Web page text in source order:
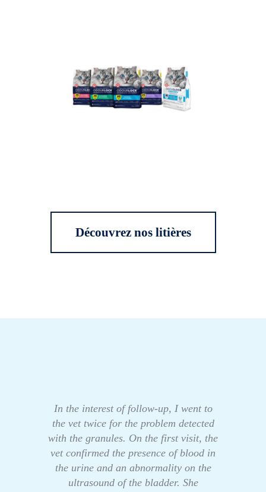
Découvrez nos litières
In the interest of follow-up, I went to
the vet twice for the problem detected
with the granules. On the first visit, the
vet confirmed the presence of blood in
the urine and an abnormality on the
ultrasound of the bladder. She